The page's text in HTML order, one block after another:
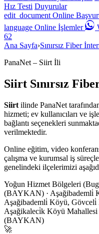
Hız Testi Duyurular
edit_document Online
language Online İşlemler
62
Ana Sayfa›Sınırsız Fiber
PanaNet – Siirt İli
Siirt Sınırsız
Siirt ilinde PanaNet
hizmeti; ev kullanıcıları ve
bağlantı seçenekleri
verilmektedir.
Online eğitim, video
çalışma ve kurumsal iş
genelindeki ilçelerimizi
Yoğun Hizmet Bölgeleri
(BAYKAN) · Aşağibademli̇
Aşağibademli̇ Köyü,
Aşağikaleci̇k Köyü
(BAYKAN)
🚀